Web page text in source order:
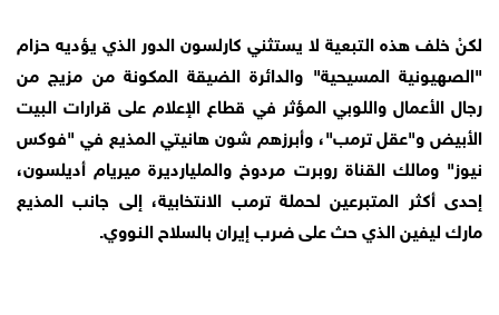
لكنْ خلف هذه التبعية لا يستثني كارلسون الدور الذي يؤديه حزام
"الصهيونية المسيحية" والدائرة الضيقة المكونة من مزيج من
رجال الأعمال واللوبي المؤثر في قطاع الإعلام على قرارات البيت
الأبيض و"عقل ترمب"، وأبرزهم شون هانيتي المذيع في "فوكس
نيوز" ومالك القناة روبرت مردوخ والمليارديرة ميريام أديلسون،
إحدى أكثر المتبرعين لحملة ترمب الانتخابية، إلى جانب المذيع
مارك ليفين الذي حث على ضرب إيران بالسلاح النووي.